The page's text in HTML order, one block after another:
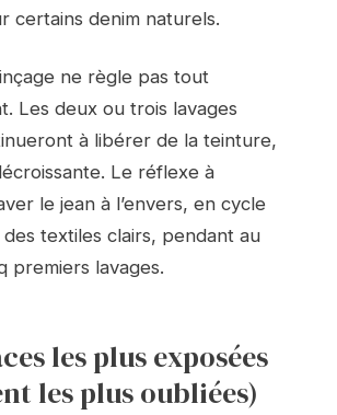
certains denim naturels.
ne règle pas tout
Les deux ou trois lavages
à libérer de la teinture,
Le réflexe à
le jean à l’envers, en cycle
textiles clairs, pendant au
premiers lavages.
les plus exposées
les plus oubliées)